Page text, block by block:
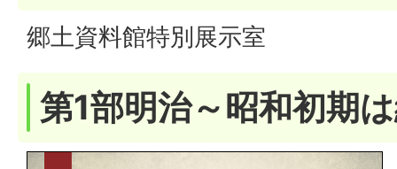
郷土資料館特別展示室
第1部明治～昭和初期